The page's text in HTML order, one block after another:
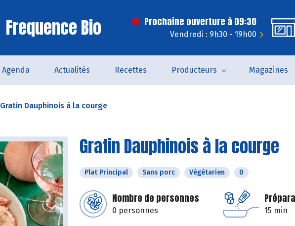
Frequence Bio Prochaine ouverture à 09:30
Vendredi : 9h30 - 19h00
Agenda Actualités Recettes Producteurs Magazines
Gratin Dauphinois à la courge
Gratin Dauphinois à la courge
Plat Principal Sans porc Végétarien 0
Nombre de personnes
0 personnes 15 min